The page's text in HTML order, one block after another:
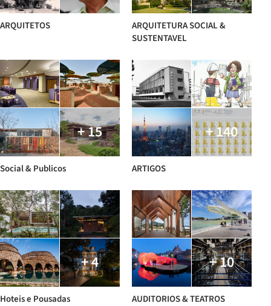
ARQUITETOS
ARQUITETURA SOCIAL &
SUSTENTAVEL
+ 15
Social & Publicos
+ 140
ARTIGOS
+ 4
Hoteis e Pousadas
+ 10
AUDITORIOS & TEATROS